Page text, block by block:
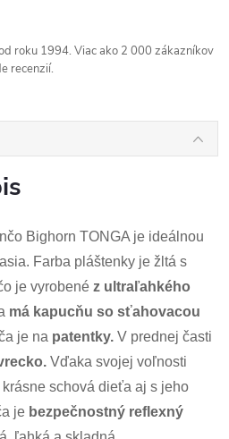
roku 1994. Viac ako 2 000 zákazníkov
recenzií.
Bighorn TONGA je ideálnou
Farba pláštenky je žltá s
je vyrobené z ultraľahkého
má kapucňu so sťahovacou
je na patentky. V prednej časti
Vďaka svojej voľnosti
schová dieťa aj s jeho
je bezpečnostný reflexný